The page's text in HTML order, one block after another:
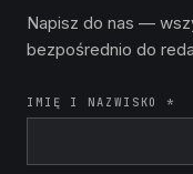
Napisz do nas —
bezpośrednio do
IMIĘ I NAZWISKO *